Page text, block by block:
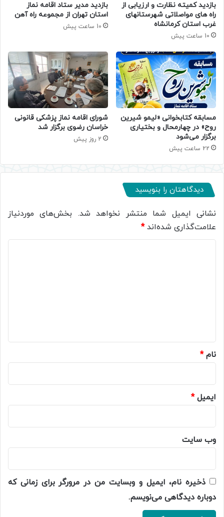
بازدید کمیته نظارت و ارزیابی از
راه های مواصلاتی شهرستانهای
غرب استان کرمانشاه
10 ساعت پیش
بازدید مدیر ستاد اقامه نماز
استان تهران از مجموعه راه آهن
10 ساعت پیش
مسابقه کتابخوانی «لیمو شیرین
روح» در چهارمحال و بختیاری
برگزار می‌شود
22 ساعت پیش
شورای اقامه نماز پزشکی قانونی
خراسان رضوی برگزار شد
2 روز پیش
دیدگاهتان را بنویسید
نشانی ایمیل شما منتشر نخواهد شد. بخش‌های موردنیاز
علامت‌گذاری شده‌اند*
نام*
ایمیل*
وب‌ سایت
ذخیره نام، ایمیل و وبسایت من در مرورگر برای زمانی که
دوباره دیدگاهی می‌نویسم.